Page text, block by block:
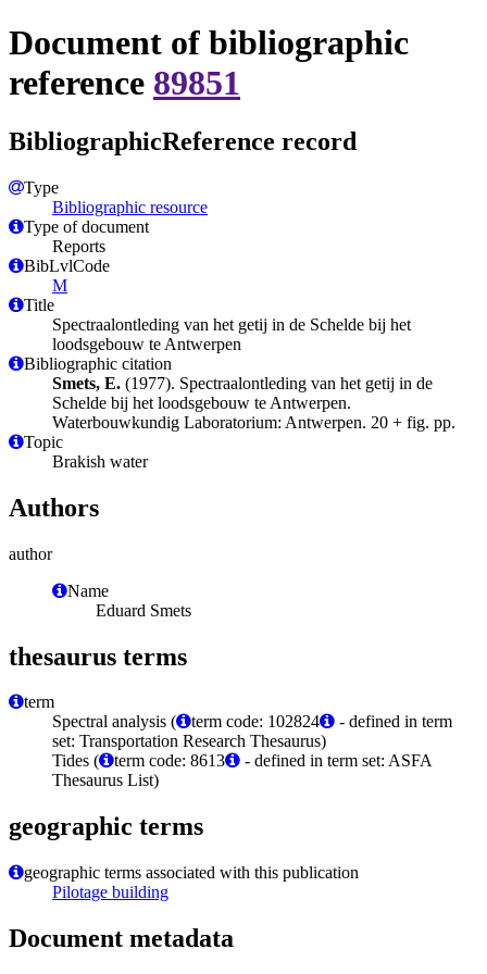
Document of bibliographic
reference 89851
BibliographicReference record
Type
Bibliographic resource
Type of document
Reports
BibLvlCode
M
Title
Spectraalontleding van het getij in de Schelde bij het
loodsgebouw te Antwerpen
Bibliographic citation
Smets, E. (1977). Spectraalontleding van het getij in de
Schelde bij het loodsgebouw te Antwerpen.
Waterbouwkundig Laboratorium: Antwerpen. 20 + fig. pp.
Topic
Brakish water
Authors
author
Name
Eduard Smets
thesaurus terms
term
Spectral analysis (
term code: 102824
- defined in term
set: Transportation Research Thesaurus)
Tides (
term code: 8613
- defined in term set: ASFA
Thesaurus List)
geographic terms
geographic terms associated with this publication
Pilotage building
Document metadata